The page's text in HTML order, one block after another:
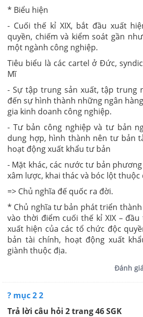
* Biểu hiện
- Cuối thế kỉ XIX, bắt đầu xuất
quyền, chiếm và kiểm soát gần
một ngành công nghiệp.
Tiêu biểu là các cartel ở Đức,
Mĩ
- Sự tập trung sản xuất, tập trung
đến sự hình thành những ngân
gia kinh doanh công nghiệp.
- Tư bản công nghiệp và tư bản
dung hợp, hình thành nên tư bản
hoạt động xuất khẩu tư bản
- Mặt khác, các nước tư bản
xâm lược, khai thác và bóc lột thuộc
=> Chủ nghĩa đế quốc ra đời.
* Chủ nghĩa tư bản phát triển
vào thời điểm cuối thế kỉ XIX –
xuất hiện của các tổ chức độc
bản tài chính, hoạt động xuất
giành thuộc địa.
Đánh
? mục 2 2
Trả lời câu hỏi 2 trang 46 SGK